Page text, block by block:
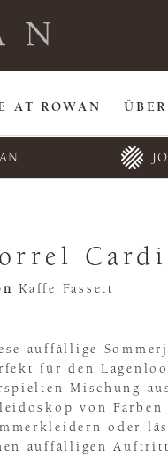
AT ROWAN
Kaffe Fassett
auffällige
für den
Mischung
von
oder
auffälligen